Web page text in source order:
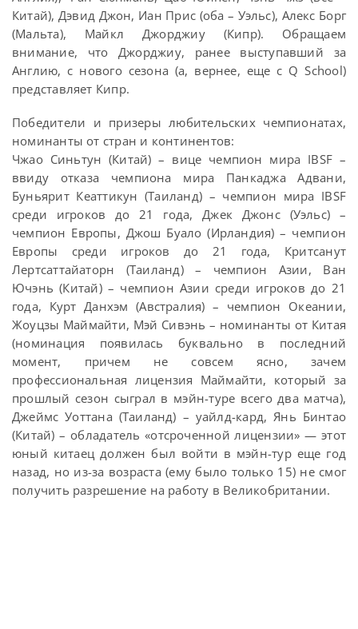
Китай), Дэвид Джон, Иан Прис (оба – Уэльс), Алекс Борг
(Мальта), Майкл Джорджиу (Кипр). Обращаем
внимание, что Джорджиу, ранее выступавший за
Англию, с нового сезона (а, вернее, еще с Q School)
представляет Кипр.
Победители и призеры любительских чемпионатах,
номинанты от стран и континентов:
Чжао Синьтун (Китай) – вице чемпион мира IBSF –
ввиду отказа чемпиона мира Панкаджа Адвани,
Буньярит Кеаттикун (Таиланд) – чемпион мира IBSF
среди игроков до 21 года, Джек Джонс (Уэльс) –
чемпион Европы, Джош Буало (Ирландия) – чемпион
Европы среди игроков до 21 года, Критсанут
Лертсаттайаторн (Таиланд) – чемпион Азии, Ван
Ючэнь (Китай) – чемпион Азии среди игроков до 21
года, Курт Данхэм (Австралия) – чемпион Океании,
Жоуцзы Маймайти, Мэй Сивэнь – номинанты от Китая
(номинация появилась буквально в последний
момент, причем не совсем ясно, зачем
профессиональная лицензия Маймайти, который за
прошлый сезон сыграл в мэйн-туре всего два матча),
Джеймс Уоттана (Таиланд) – уайлд-кард, Янь Бинтао
(Китай) – обладатель «отсроченной лицензии» — этот
юный китаец должен был войти в мэйн-тур еще год
назад, но из-за возраста (ему было только 15) не смог
получить разрешение на работу в Великобритании.